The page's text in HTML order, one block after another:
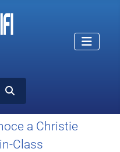
a Christie
Class